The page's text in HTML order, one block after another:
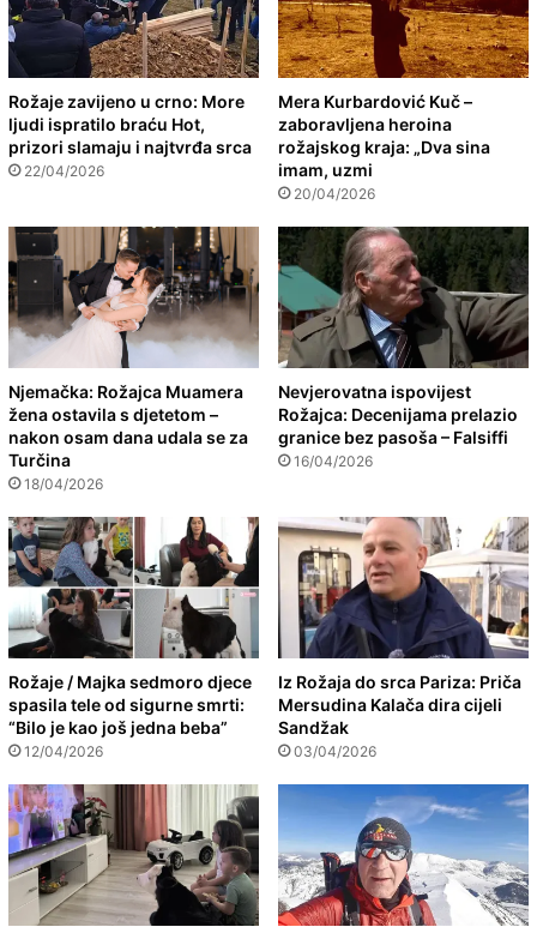
Rožaje zavijeno u crno: More
ljudi ispratilo braću Hot,
prizori slamaju i najtvrđa srca
22/04/2026
Mera Kurbardović Kuč –
zaboravljena heroina
rožajskog kraja: „Dva sina
imam, uzmi
20/04/2026
Njemačka: Rožajca Muamera
žena ostavila s djetetom –
nakon osam dana udala se za
Turčina
18/04/2026
Nevjerovatna ispovijest
Rožajca: Decenijama prelazio
granice bez pasoša – Falsiffi
16/04/2026
Rožaje / Majka sedmoro djece
spasila tele od sigurne smrti:
“Bilo je kao još jedna beba”
12/04/2026
Iz Rožaja do srca Pariza: Priča
Mersudina Kalača dira cijeli
Sandžak
03/04/2026